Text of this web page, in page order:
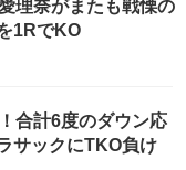
理奈がまたも戦慄の
1RでKO
合計6度のダウン応
サックにTKO負け